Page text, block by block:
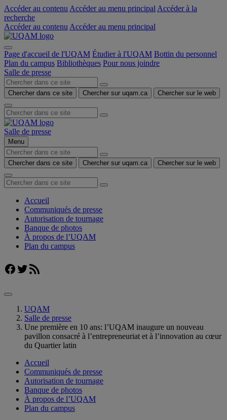
Accéder au contenu Accéder au menu principal Accéder à la
recherche
Accéder au contenu Accéder au menu principal
Page d'accueil de l'UQAM Étudier à l'UQAM Bottin du personnel
Plan du campus Bibliothèques Pour nous joindre
Salle de presse
Chercher dans ce site Chercher sur uqam.ca Chercher sur le web
Salle de presse
Menu
Chercher dans ce site Chercher sur uqam.ca Chercher sur le web
Accueil
Communiqués de presse
Autorisation de tournage
Banque de photos
À propos de l’UQAM
Plan du campus
Facebook
Twitter
Flux RSS
UQAM
Salle de presse
Une première en 10 ans: l’UQAM inaugure un nouveau
pavillon consacré à l’entrepreneuriat et à l’innovation au cœur
du Quartier latin
Accueil
Communiqués de presse
Autorisation de tournage
Banque de photos
À propos de l’UQAM
Plan du campus